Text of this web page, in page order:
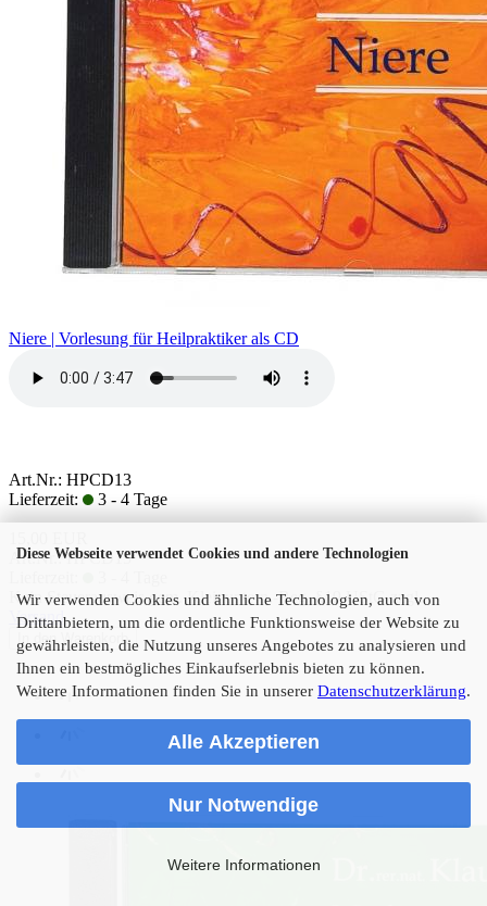
Diese Webseite verwendet Cookies und andere Technologien
Wir verwenden Cookies und ähnliche Technologien, auch von
Drittanbietern, um die ordentliche Funktionsweise der Website zu
gewährleisten, die Nutzung unseres Angebotes zu analysieren und
Ihnen ein bestmögliches Einkaufserlebnis bieten zu können.
Weitere Informationen finden Sie in unserer Datenschutzerklärung.
Alle Akzeptieren
Nur Notwendige
Weitere Informationen
Niere | Vorlesung für Heilpraktiker als CD
Art.Nr.: HPCD13
Lieferzeit:
3 - 4 Tage
Art.Nr.: HPCD13
Kein Steuerausweis gem. Kleinuntern.-Reg. §19 UStG zzgl.
Versand
In den Warenkorb